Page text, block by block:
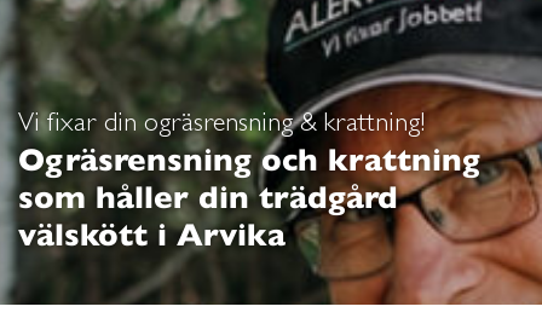
Vi fixar din ogräsrensning & krattning!
Ogräsrensning och krattning
som håller din trädgård
välskött i Arvika